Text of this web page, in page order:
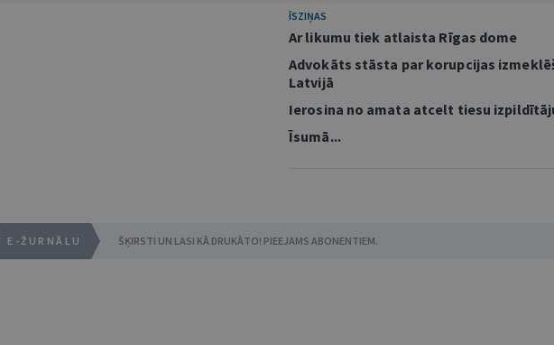
ĪSZIŅAS
Ar likumu tiek atlaista Rīgas dome
Advokāts stāsta par korupcijas
Latvijā
Ierosina no amata atcelt tiesu
Īsumā...
E-ŽURNĀLU ŠĶIRSTI UN LASI KĀ DRUKĀTO! PIEEJAMS ABONENTIEM.